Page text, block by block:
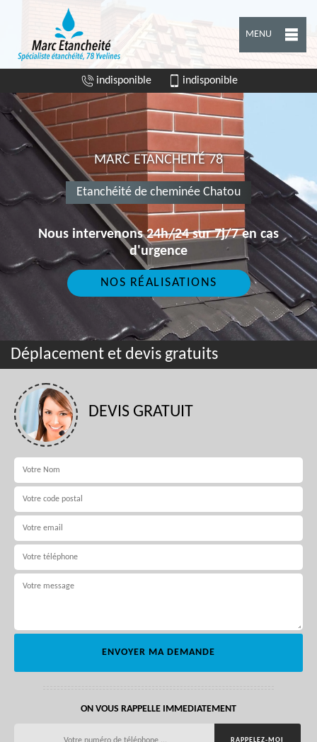
MENU
indisponible indisponible
MARC ETANCHEITÉ 78
Etanchéité de cheminée Chatou
Nous intervenons 24h/24 sur 7j/7 en cas
d'urgence
NOS RÉALISATIONS
Déplacement et devis gratuits
DEVIS GRATUIT
ON VOUS RAPPELLE IMMEDIATEMENT